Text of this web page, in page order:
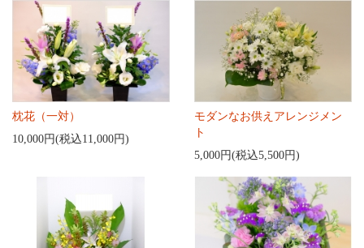
枕花（一対）
10,000円(税込11,000円)
モダンなお供えアレンジメン
ト
5,000円(税込5,500円)